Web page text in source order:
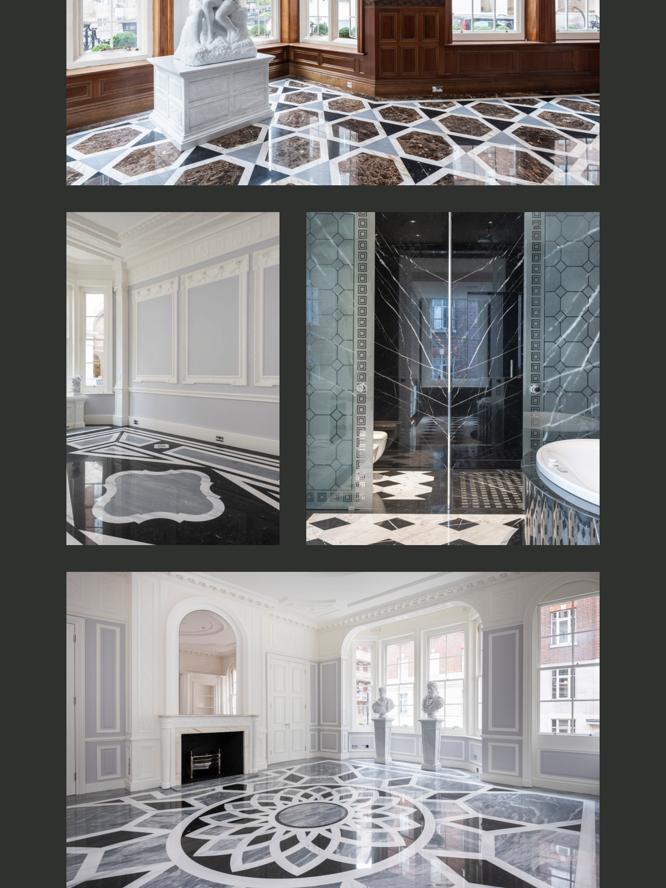
Progetti
Innovation Lab
Marmi Vrech Collection
Materiali
Finiture
Magazine
Chi siamo
Italiano English
Insieme per grandi progetti
Richiedi l'Architect's kit, il kit di progettazione realizzato
per architetti e interior designer alla ricerca di pietre
naturali da utilizzare nel prossimo progetto.
Voglio ricevere il vostro Architect’s kit
E-mail
Messaggio
Acconsento all'uso dei dati come da indicazioni della
Privacy Policy*